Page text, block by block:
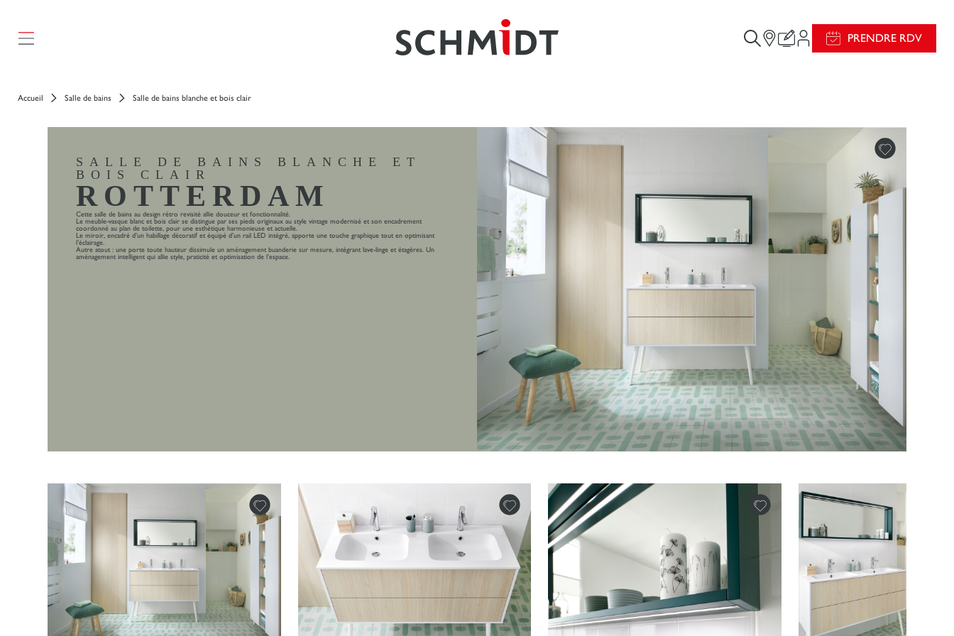
PRENDRE RDV
Accueil Salle de bains Salle de bains blanche et bois clair
SALLE DE BAINS BLANCHE ET
BOIS CLAIR
ROTTERDAM
Cette salle de bains au design rétro revisité allie douceur et fonctionnalité.
Le meuble-vasque blanc et bois clair se distingue par ses pieds originaux au style vintage modernisé et son encadrement
coordonné au plan de toilette, pour une esthétique harmonieuse et actuelle.
Le miroir, encadré d’un habillage décoratif et équipé d’un rail LED intégré, apporte une touche graphique tout en optimisant
l’éclairage.
Autre atout : une porte toute hauteur dissimule un aménagement buanderie sur mesure, intégrant lave-linge et étagères. Un
aménagement intelligent qui allie style, praticité et optimisation de l’espace.